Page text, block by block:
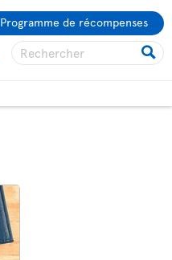
Programme de récompenses